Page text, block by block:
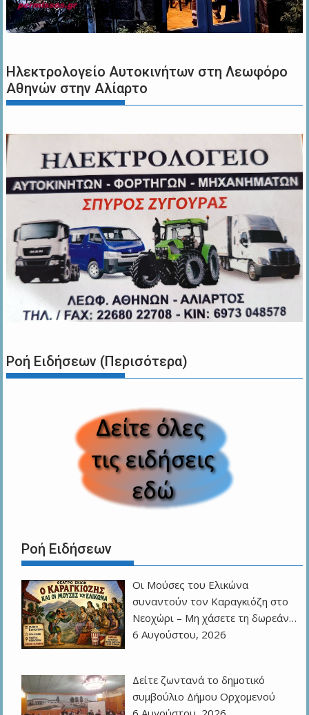
Ηλεκτρολογείο Αυτοκινήτων στη Λεωφόρο
Αθηνών στην Αλίαρτο
Ροή Ειδήσεων (Περισότερα)
Ροή Ειδήσεων
Οι Μούσες του Ελικώνα
συναντούν τον Καραγκιόζη στο
Νεοχώρι – Μη χάσετε τη δωρεάν…
6 Αυγούστου, 2026
Δείτε ζωντανά το δημοτικό
συμβούλιο Δήμου Ορχομενού